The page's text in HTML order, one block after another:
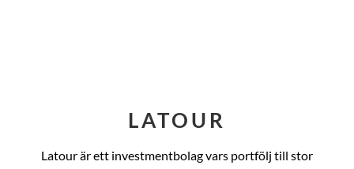
LATOUR
Latour är ett investmentbolag vars portfölj till stor